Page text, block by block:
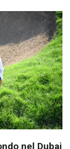
nel Dubai